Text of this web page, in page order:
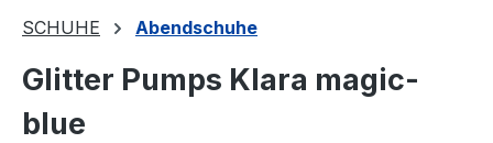
SCHUHE Abendschuhe
Glitter Pumps Klara magic-
blue